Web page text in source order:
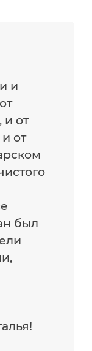
и
и от
от
был